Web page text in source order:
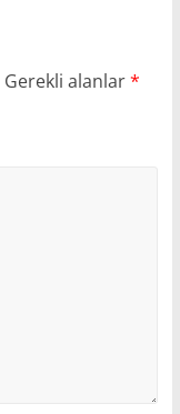
Gerekli alanlar*